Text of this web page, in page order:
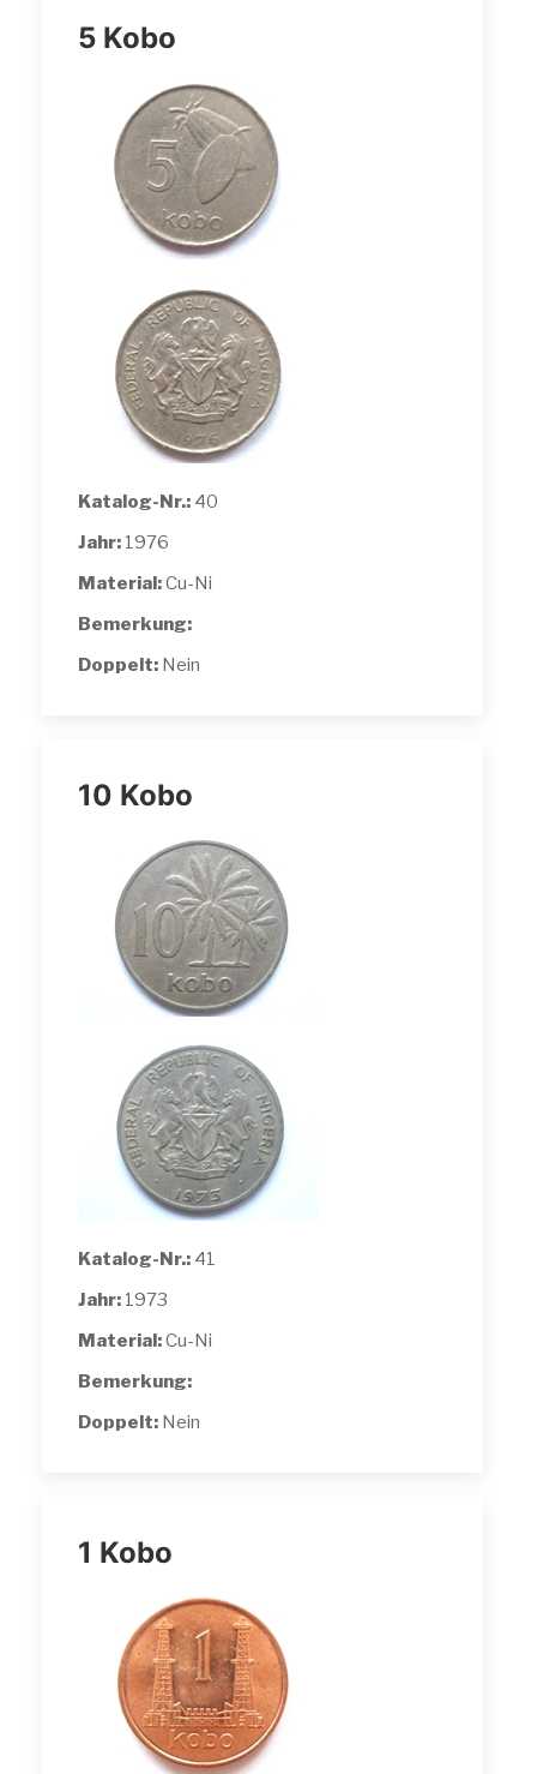
5 Kobo
Katalog-Nr.: 40
Jahr: 1976
Material:Cu-Ni
Bemerkung:
Doppelt: Nein
10 Kobo
Katalog-Nr.: 41
Jahr: 1973
Material:Cu-Ni
Bemerkung:
Doppelt: Nein
1 Kobo